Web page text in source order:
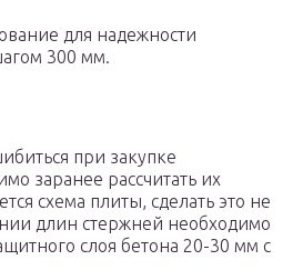
для надежности
300 мм.
при закупке
заранее рассчитать их
схема плиты, сделать это не
длин стержней необходимо
слоя бетона 20-30 мм с